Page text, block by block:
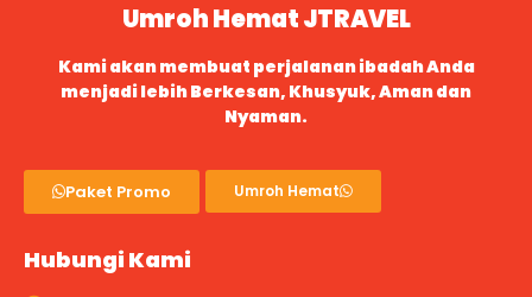
Umroh Hemat JTRAVEL
Kami akan membuat perjalanan ibadah Anda
menjadi lebih Berkesan, Khusyuk, Aman dan
Nyaman.
Paket Promo Umroh Hemat
Hubungi Kami